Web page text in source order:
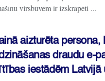
virsbūvēm ir izskrāpēti ...
aizturēta
draudu e-
iestādēm Latvijā